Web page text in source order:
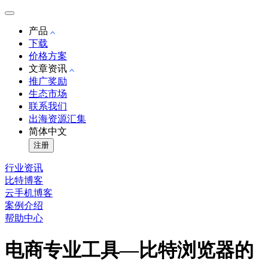
产品
下载
价格方案
文章资讯
推广奖励
生态市场
联系我们
出海资源汇集
简体中文
注册
行业资讯
比特博客
云手机博客
案例介绍
帮助中心
电商专业工具—比特浏览器的